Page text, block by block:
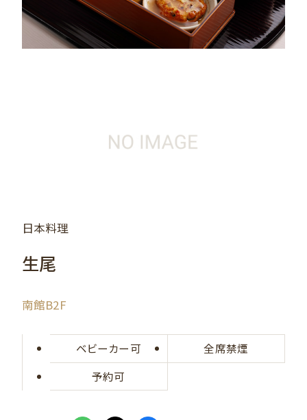
日本料理
生尾
南館B2F
ベビーカー可
全席禁煙
予約可